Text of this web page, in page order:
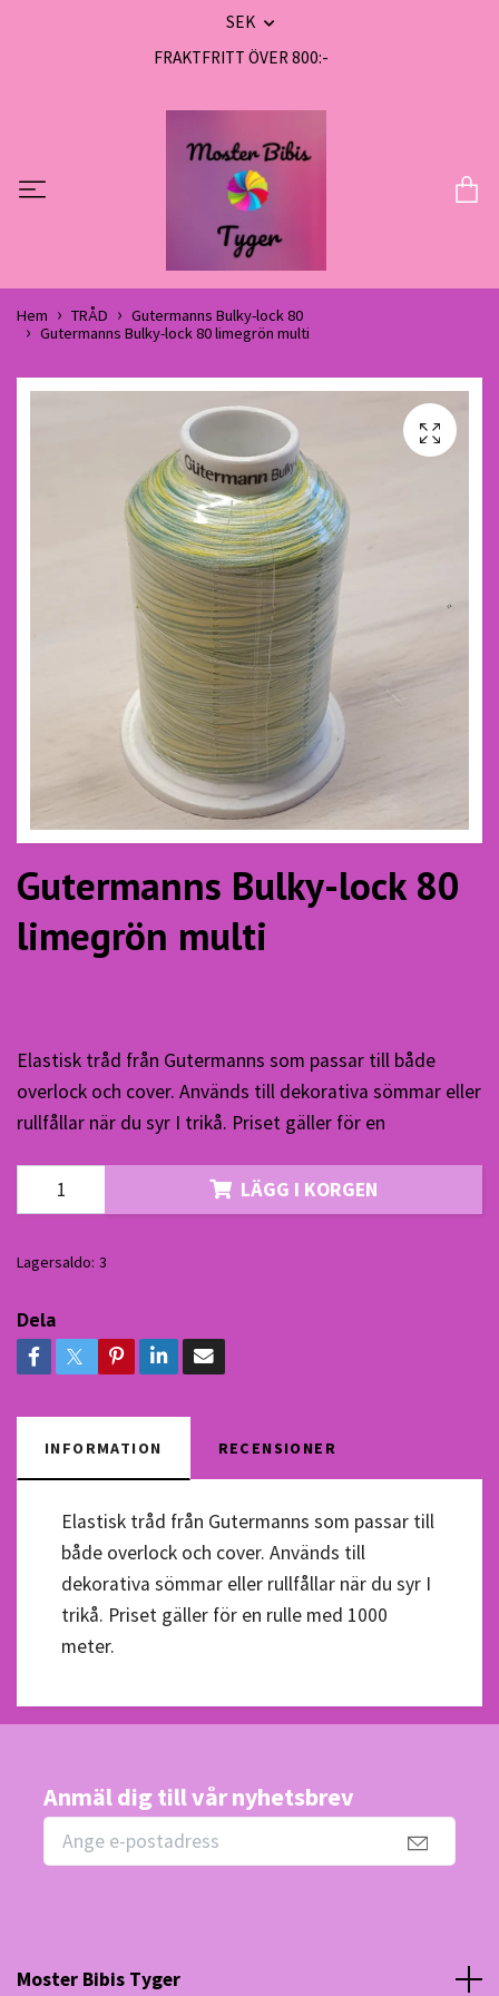
SEK
FRAKTFRITT ÖVER 800:-
Hem TRÅD
Gutermanns Bulky-lock 80
Gutermanns Bulky-lock 80 limegrön multi
Gutermanns Bulky-lock 80
limegrön multi
Elastisk tråd från Gutermanns som passar till både
overlock och cover. Används till dekorativa sömmar eller
rullfållar när du syr I trikå. Priset gäller för en
LÄGG I KORGEN
Lagersaldo: 3
Dela
INFORMATION RECENSIONER
Elastisk tråd från Gutermanns som passar till
både overlock och cover. Används till
dekorativa sömmar eller rullfållar när du syr I
trikå. Priset gäller för en rulle med 1000
meter.
Anmäl dig till vår nyhetsbrev
Moster Bibis Tyger